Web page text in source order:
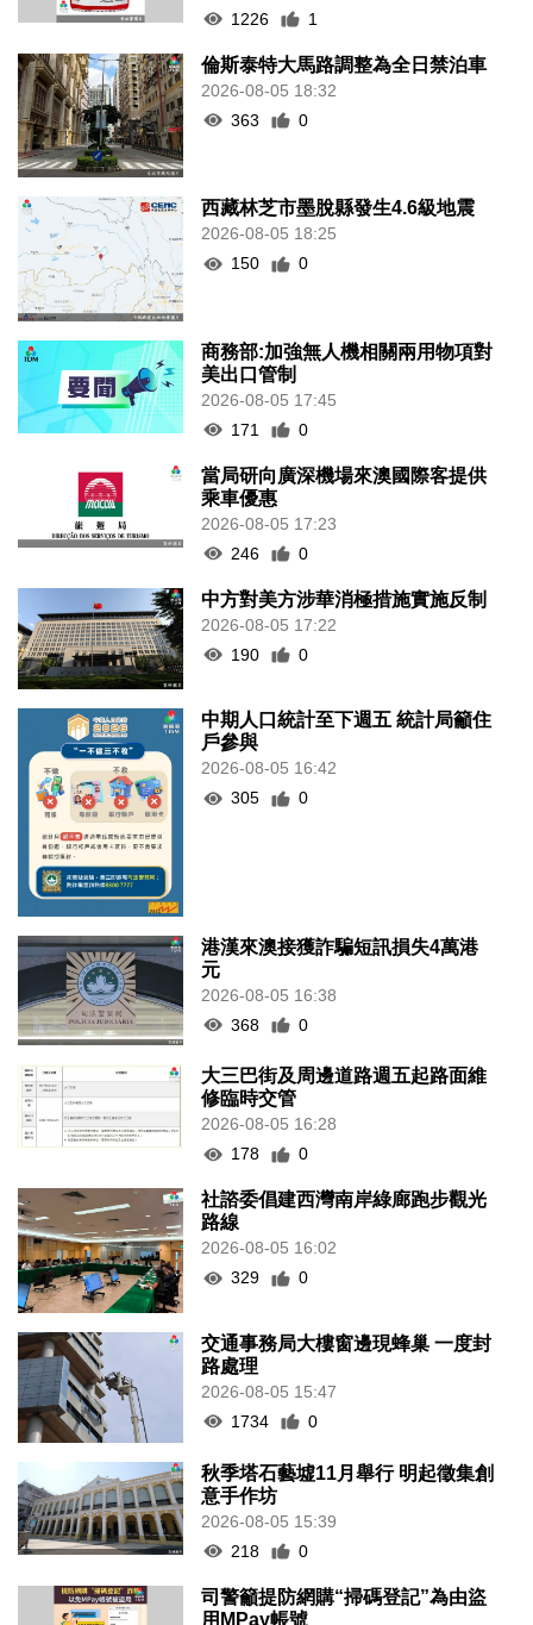
1226
1
倫斯泰特大馬路調整為全日禁泊車
2026-08-05 18:32
363
0
西藏林芝市墨脫縣發生4.6級地震
2026-08-05 18:25
150
0
商務部:加強無人機相關兩用物項對
美出口管制
2026-08-05 17:45
171
0
當局研向廣深機場來澳國際客提供
乘車優惠
2026-08-05 17:23
246
0
中方對美方涉華消極措施實施反制
2026-08-05 17:22
190
0
中期人口統計至下週五 統計局籲住
戶參與
2026-08-05 16:42
305
0
港漢來澳接獲詐騙短訊損失4萬港
元
2026-08-05 16:38
368
0
大三巴街及周邊道路週五起路面維
修臨時交管
2026-08-05 16:28
178
0
社諮委倡建西灣南岸綠廊跑步觀光
路線
2026-08-05 16:02
329
0
交通事務局大樓窗邊現蜂巢 一度封
路處理
2026-08-05 15:47
1734
0
秋季塔石藝墟11月舉行 明起徵集創
意手作坊
2026-08-05 15:39
218
0
司警籲提防網購“掃碼登記”為由盜
用MPay帳號